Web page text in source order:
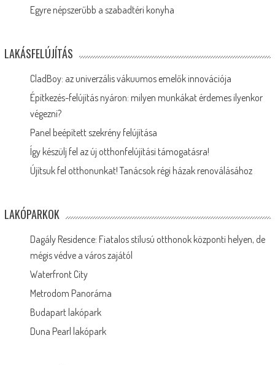
Egyre népszerűbb a szabadtéri konyha
LAKÁSFELÚJÍTÁS
CladBoy: az univerzális vákuumos emelők innovációja
Építkezés-felújítás nyáron: milyen munkákat érdemes ilyenkor
végezni?
Panel beépített szekrény felújítása
Így készülj fel az új otthonfelújítási támogatásra!
Újítsuk fel otthonunkat! Tanácsok régi házak renoválásához
LAKÓPARKOK
Dagály Residence: Fiatalos stílusú otthonok központi helyen, de
mégis védve a város zajától
Waterfront City
Metrodom Panoráma
Budapart lakópark
Duna Pearl lakópark